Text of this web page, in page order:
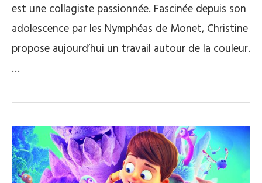
est une collagiste passionnée. Fascinée depuis son
adolescence par les Nymphéas de Monet, Christine
propose aujourd’hui un travail autour de la couleur.
…